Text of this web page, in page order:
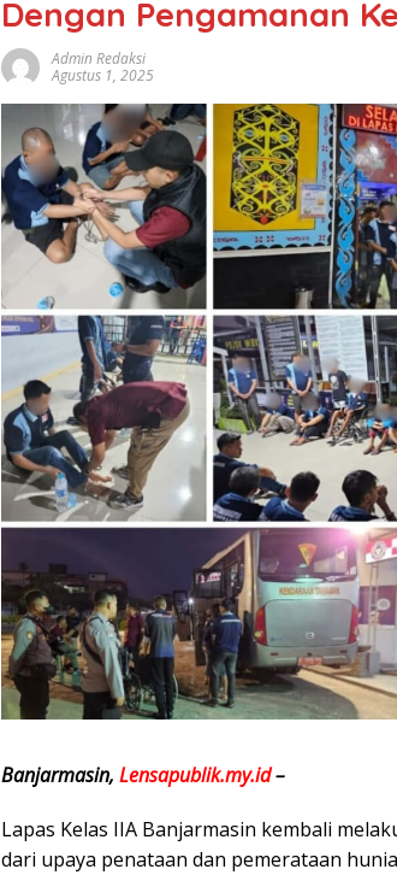
Dengan Pengamanan
Admin Redaksi
Agustus 1, 2025
Banjarmasin, Lensapublik.my.id–
Lapas Kelas IIA Banjarmasin kembali
dari upaya penataan dan pemerataan